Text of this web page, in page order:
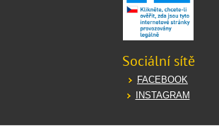
Sociální sítě
FACEBOOK
INSTAGRAM